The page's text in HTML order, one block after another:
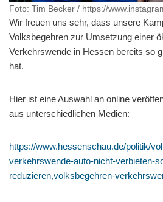
Foto: Tim Becker / https://
Wir freuen uns sehr, dass unsere
Volksbegehren zur Umsetzung einer
Verkehrswende in Hessen bereits so
hat.
Hier ist eine Auswahl an online
aus unterschiedlichen Medien:
https://www.hessenschau.de/politik/
verkehrswende-auto-nicht-verbieten-
reduzieren,volksbegehren-